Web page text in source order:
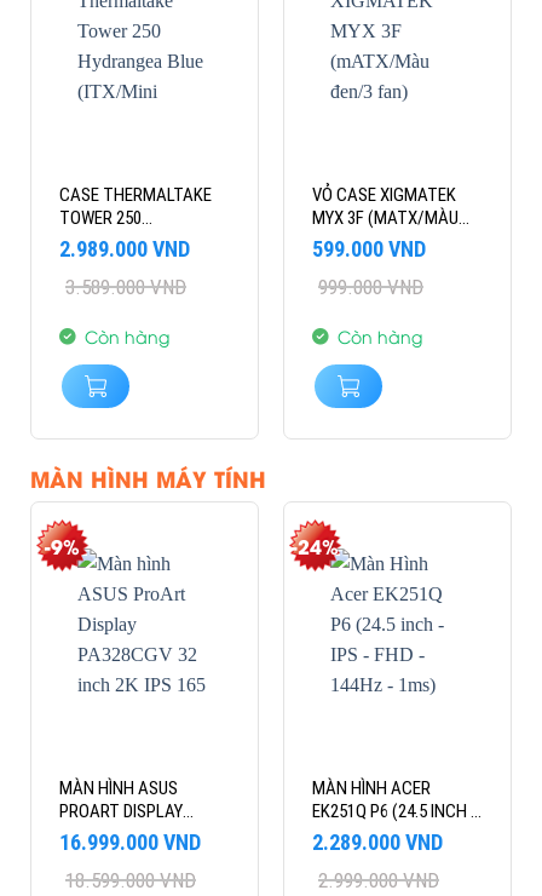
CASE THERMALTAKE
TOWER 250
HYDRANGEA BLUE
FAN)
3.589.000VND
Giá
là:
2.989.000VND
Giá
tại
2.989.000 VND.
Còn hàng
VỎ CASE XIGMATEK
MYX 3F (MATX/MÀU
ĐEN/3 FAN)
999.000VND
Giá
là:
599.000VND
Giá
tại
599.000 VND.
Còn hàng
MÀN HÌNH MÁY TÍNH
-9%
MÀN HÌNH ASUS
PROART DISPLAY
PA328CGV 32 INCH 2K
IPS 165 HZ
18.599.000VND
Giá
là:
16.999.000VND
Giá
tại
-24%
MÀN HÌNH ACER
EK251Q P6 (24.5 INCH –
IPS – FHD – 144HZ –
1MS)
2.999.000VND
Giá
là:
2.289.000VND
Giá
tại